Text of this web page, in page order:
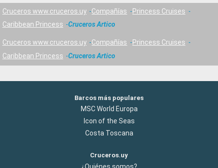
Cruceros www.cruceros.uy Compañías
Princess Cruises
Caribbean Princess
Cruceros Artico
Cruceros www.cruceros.uy Compañías
Princess Cruises
Caribbean Princess
Cruceros Artico
Barcos más populares
MSC World Europa
Icon of the Seas
Costa Toscana
Cruceros.uy
¿Quiénes somos?